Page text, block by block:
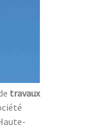
travaux